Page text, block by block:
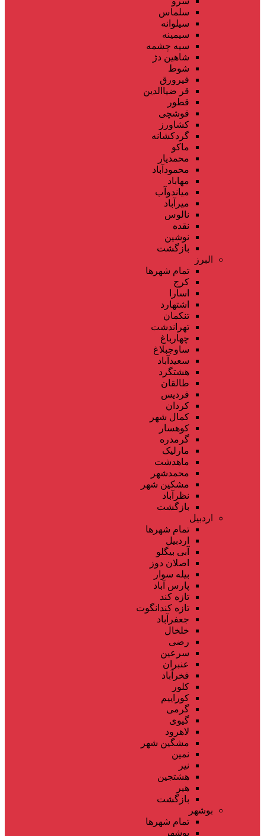
سلماس
سیلوانه
سیمینه
سیه چشمه
شاهین دژ
شوط
فیرورق
قر ضیاالدین
قطور
قوشچی
کشاورز
گردکشانه
ماکو
محمدیار
محمودآباد
مهاباد
میاندوآب
میرآباد
نالوس
نقده
نوشین
بازگشت
البرز
تمام شهر‌ها
کرج
اسارا
اشتهارد
تنکمان
تهراندشت
چهارباغ
ساوجبلاغ
سعیدآباد
هشتگرد
طالقان
فردیس
کردان
کمال شهر
کوهسار
گرمدره
مارلیک
ماهدشت
محمدشهر
مشکین شهر
نظرآباد
بازگشت
اردبیل
تمام شهر‌ها
اردبیل
آبی بیگلو
اصلان دوز
بیله سوار
پارس آباد
تازه کند
تازه کندانگوت
جعفرآباد
خلخال
رضی
سرعین
عنبران
فخرآباد
کلور
کوراییم
گرمی
گیوی
لاهرود
مشگین شهر
نمین
نیر
هشتجین
هیر
بازگشت
بوشهر
تمام شهر‌ها
بوشهر